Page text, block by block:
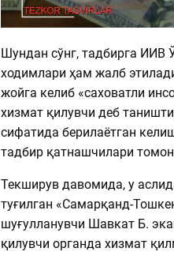
Шундан сўнг, тадбирга ИИВ
ходимлари ҳам жалб
жойга келиб «саховатли
хизмат қилувчи деб
сифатида берилаётган
тадбир қатнашчилари
Текширув давомида, у
туғилган «Самарқанд-
шуғулланувчи Шавкат Б.
қилувчи органда хизмат